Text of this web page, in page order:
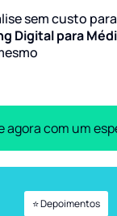
sem custo
Digital para
agora com um
⭐ Depoimentos